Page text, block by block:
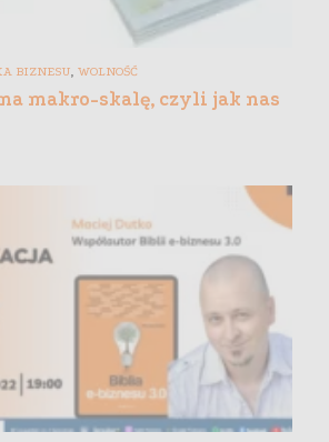
BIZNESU, WOLNOŚĆ
makro-skalę, czyli jak nas